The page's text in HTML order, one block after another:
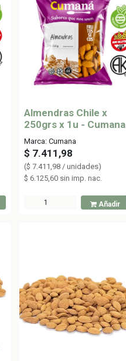
Almendras Chile x
250grs x 1u - Cumana
Marca: Cumana
$ 7.411,98
($ 7.411,98 / unidades)
$ 6.125,60 sin imp. nac.
Añadir